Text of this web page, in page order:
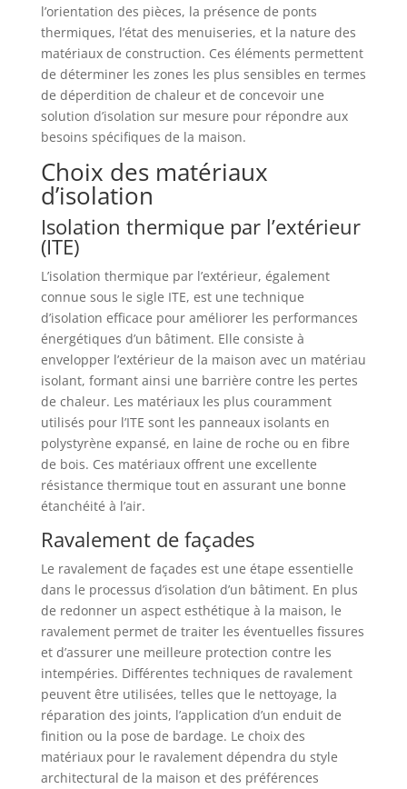
l’orientation des pièces, la présence de ponts
thermiques, l’état des menuiseries, et la nature des
matériaux de construction. Ces éléments permettent
de déterminer les zones les plus sensibles en termes
de déperdition de chaleur et de concevoir une
solution d’isolation sur mesure pour répondre aux
besoins spécifiques de la maison.
Choix des matériaux
d’isolation
Isolation thermique par l’extérieur
(ITE)
L’isolation thermique par l’extérieur, également
connue sous le sigle ITE, est une technique
d’isolation efficace pour améliorer les performances
énergétiques d’un bâtiment. Elle consiste à
envelopper l’extérieur de la maison avec un matériau
isolant, formant ainsi une barrière contre les pertes
de chaleur. Les matériaux les plus couramment
utilisés pour l’ITE sont les panneaux isolants en
polystyrène expansé, en laine de roche ou en fibre
de bois. Ces matériaux offrent une excellente
résistance thermique tout en assurant une bonne
étanchéité à l’air.
Ravalement de façades
Le ravalement de façades est une étape essentielle
dans le processus d’isolation d’un bâtiment. En plus
de redonner un aspect esthétique à la maison, le
ravalement permet de traiter les éventuelles fissures
et d’assurer une meilleure protection contre les
intempéries. Différentes techniques de ravalement
peuvent être utilisées, telles que le nettoyage, la
réparation des joints, l’application d’un enduit de
finition ou la pose de bardage. Le choix des
matériaux pour le ravalement dépendra du style
architectural de la maison et des préférences